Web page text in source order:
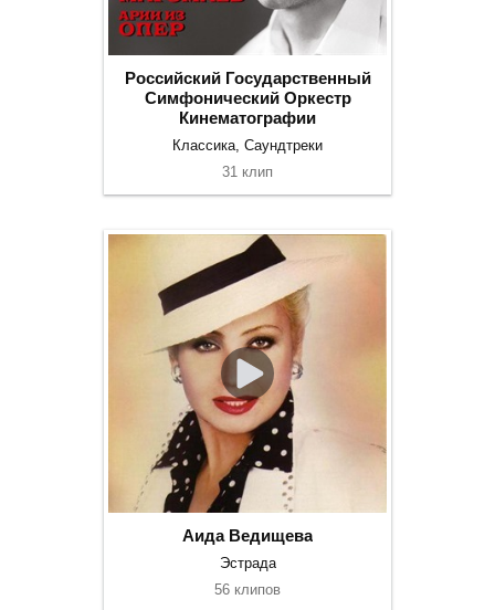
Российский Государственный
Симфонический Оркестр
Кинематографии
Классика, Саундтреки
31 клип
Аида Ведищева
Эстрада
56 клипов